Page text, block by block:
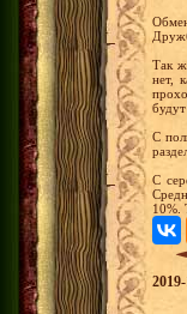
Так
нет,
С
С
10%.